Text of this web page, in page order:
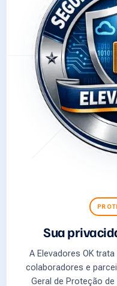
Sua
A Elevadores OK
colaboradores e
Geral de Proteção